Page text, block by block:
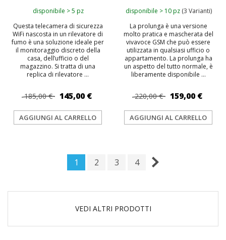
disponibile > 5 pz
Questa telecamera di sicurezza
WiFi nascosta in un rilevatore di
fumo è una soluzione ideale per
il monitoraggio discreto della
casa, dell’ufficio o del
magazzino. Si tratta di una
replica di rilevatore ...
185,00 € 145,00 €
AGGIUNGI AL CARRELLO
disponibile > 10 pz (3 Varianti)
La prolunga è una versione
molto pratica e mascherata del
vivavoce GSM che può essere
utilizzata in qualsiasi ufficio o
appartamento. La prolunga ha
un aspetto del tutto normale, è
liberamente disponibile ...
220,00 € 159,00 €
AGGIUNGI AL CARRELLO
1 2 3 4
VEDI ALTRI PRODOTTI